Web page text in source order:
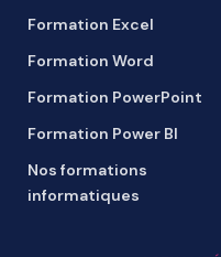
Formation Excel
Formation Word
Formation PowerPoint
Formation Power BI
Nos formations
informatiques